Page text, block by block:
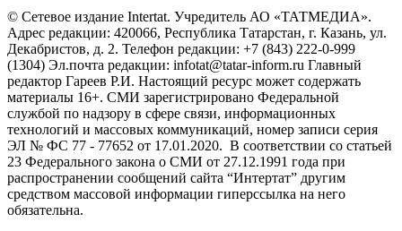
© Сетевое издание Intertat. Учредитель АО «ТАТМЕДИА».
Адрес редакции: 420066, Республика Татарстан, г. Казань, ул.
Декабристов, д. 2. Телефон редакции: +7 (843) 222-0-999
(1304) Эл.почта редакции: infotat@tatar-inform.ru Главный
редактор Гареев Р.И. Настоящий ресурс может содержать
материалы 16+. СМИ зарегистрировано Федеральной
службой по надзору в сфере связи, информационных
технологий и массовых коммуникаций, номер записи серия
ЭЛ № ФС 77 - 77652 от 17.01.2020. В соответствии со статьей
23 Федерального закона о СМИ от 27.12.1991 года при
распространении сообщений сайта “Интертат” другим
средством массовой информации гиперссылка на него
обязательна.